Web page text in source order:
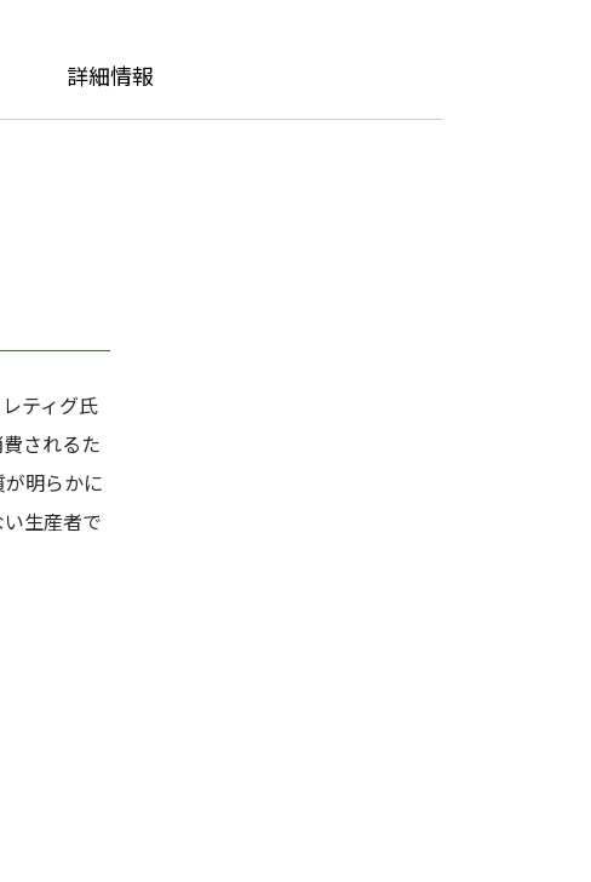
詳細情報
ティグ氏
されるた
明らかに
生産者で